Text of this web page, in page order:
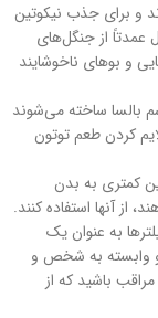
و برای جذب نیکوتین
عمدتاً از جنگل‌های
و بوهای ناخوشایند
بالسا ساخته می‌شوند
کردن طعم توتون
کمتری به بدن
از آنها استفاده کنند.
به عنوان یک
وابسته به شخص و
باشید که از